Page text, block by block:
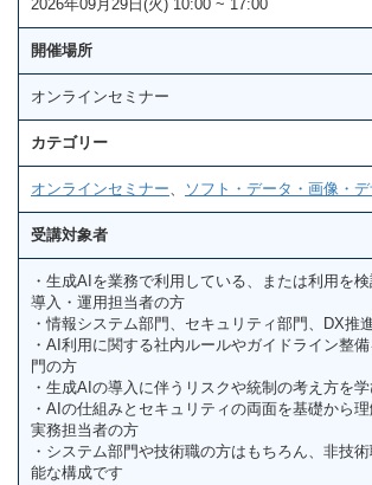
2026年09月29日(火) 10:00 ~ 17:00
開催場所
オンラインセミナー
カテゴリー
オンラインセミナー、 ソフト・データ・画像・
受講対象者
・生成AIを業務で利用している、または利用を
導入・運用担当者の方
・情報システム部門、セキュリティ部門、DX推
・AI利用に関する社内ルールやガイドライン整
門の方
・生成AIの導入に伴うリスクや統制の考え方を
・AIの仕組みとセキュリティの両面を基礎から
実務担当者の方
・システム部門や技術職の方はもちろん、非技
能な構成です